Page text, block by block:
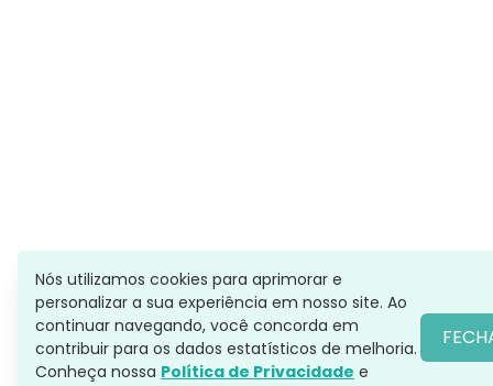
Nós utilizamos cookies para aprimorar e
personalizar a sua experiência em nosso site. Ao
continuar navegando, você concorda em
contribuir para os dados estatísticos de melhoria.
Conheça nossa Política de Privacidade e